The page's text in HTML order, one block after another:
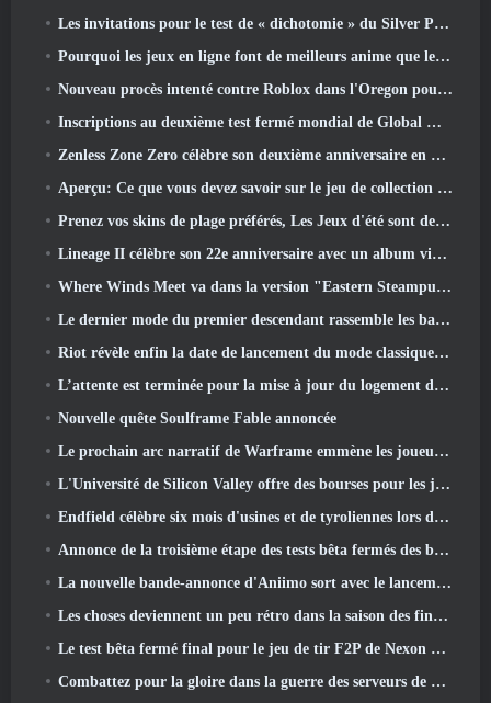
Les invitations pour le test de « dichotomie » du Silver Palace sont envoyées
Pourquoi les jeux en ligne font de meilleurs anime que les anime ne créent des jeux
Nouveau procès intenté contre Roblox dans l'Oregon pour un incident de toilettage d'enfants
Inscriptions au deuxième test fermé mondial de Global MapleStory Classic
Zenless Zone Zero célèbre son deuxième anniversaire en offrant aux joueurs le choix d'un agent gratuit de rang S
Aperçu: Ce que vous devez savoir sur le jeu de collection de créatures de HoYoverse, Honkai: Lien âme
Prenez vos skins de plage préférés, Les Jeux d'été sont de retour sur Overwatch
Lineage II célèbre son 22e anniversaire avec un album vinyle en édition collector
Where Winds Meet va dans la version "Eastern Steampunk" 2.0
Le dernier mode du premier descendant rassemble les batailles difficiles d'interception du vide et les profondeurs.
Riot révèle enfin la date de lancement du mode classique de League Of Legends
L’attente est terminée pour la mise à jour du logement des grands joueurs de RuneScape
Nouvelle quête Soulframe Fable annoncée
Le prochain arc narratif de Warframe emmène les joueurs vers une toute nouvelle carte des étoiles, Le système Tau
L'Université de Silicon Valley offre des bourses pour les jeux et certaines des exigences sont intéressantes
Endfield célèbre six mois d'usines et de tyroliennes lors de sa prochaine mise à jour
Annonce de la troisième étape des tests bêta fermés des batailles d'infanterie de War Thunder
La nouvelle bande-annonce d'Aniimo sort avec le lancement du dernier test bêta fermé
Les choses deviennent un peu rétro dans la saison des finales 11 Mise à jour
Le test bêta fermé final pour le jeu de tir F2P de Nexon Sudden Attack Zero Point a débuté aujourd'hui
Combattez pour la gloire dans la guerre des serveurs de Lineage II